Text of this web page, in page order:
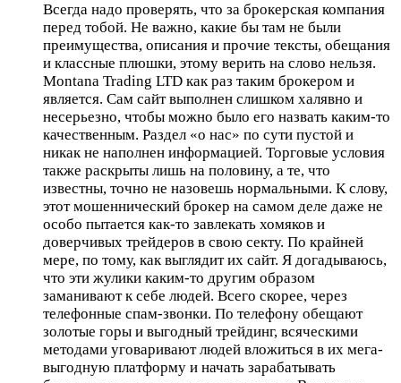
Всегда надо проверять, что за брокерская компания
перед тобой. Не важно, какие бы там не были
преимущества, описания и прочие тексты, обещания
и классные плюшки, этому верить на слово нельзя.
Montana Trading LTD как раз таким брокером и
является. Сам сайт выполнен слишком халявно и
несерьезно, чтобы можно было его назвать каким-то
качественным. Раздел «о нас» по сути пустой и
никак не наполнен информацией. Торговые условия
также раскрыты лишь на половину, а те, что
известны, точно не назовешь нормальными. К слову,
этот мошеннический брокер на самом деле даже не
особо пытается как-то завлекать хомяков и
доверчивых трейдеров в свою секту. По крайней
мере, по тому, как выглядит их сайт. Я догадываюсь,
что эти жулики каким-то другим образом
заманивают к себе людей. Всего скорее, через
телефонные спам-звонки. По телефону обещают
золотые горы и выгодный трейдинг, всяческими
методами уговаривают людей вложиться в их мега-
выгодную платформу и начать зарабатывать